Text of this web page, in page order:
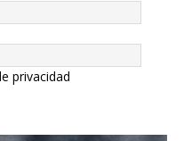
privacidad